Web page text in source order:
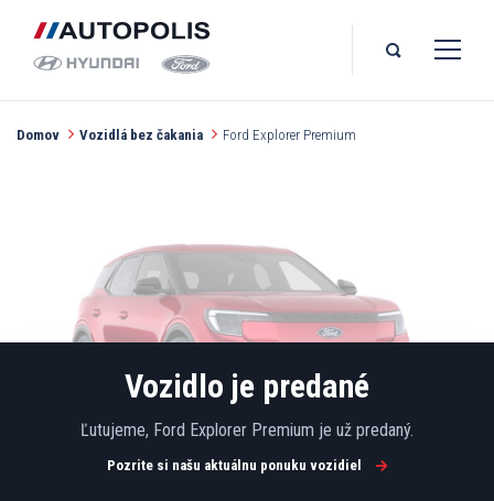
Domov Vozidlá bez čakania Ford Explorer Premium
Vozidlo je predané
Ľutujeme, Ford Explorer Premium je už predaný.
Pozrite si našu aktuálnu ponuku vozidiel